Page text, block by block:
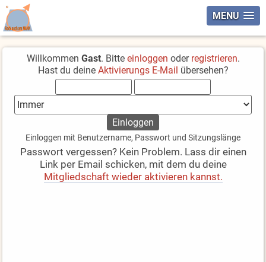
MENU
Willkommen Gast. Bitte einloggen oder registrieren.
Hast du deine Aktivierungs E-Mail übersehen?
Einloggen mit Benutzername, Passwort und Sitzungslänge
Passwort vergessen? Kein Problem. Lass dir einen
Link per Email schicken, mit dem du deine
Mitgliedschaft wieder aktivieren kannst.